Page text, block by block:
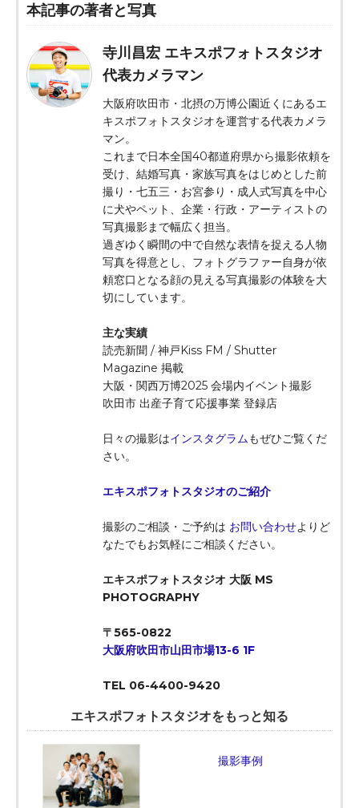
本記事の著者と写真
寺川昌宏 エキスポフォトスタジオ
代表カメラマン
大阪府吹田市・北摂の万博公園近くにあるエ
キスポフォトスタジオを運営する代表カメラ
マン。
これまで日本全国40都道府県から撮影依頼を
受け、結婚写真・家族写真をはじめとした前
撮り・七五三・お宮参り・成人式写真を中心
に犬やペット、企業・行政・アーティストの
写真撮影まで幅広く担当。
過ぎゆく瞬間の中で自然な表情を捉える人物
写真を得意とし、フォトグラファー自身が依
頼窓口となる顔の見える写真撮影の体験を大
切にしています。
主な実績
読売新聞 / 神戸Kiss FM / Shutter
Magazine 掲載
大阪・関西万博2025 会場内イベント撮影
吹田市 出産子育て応援事業 登録店
日々の撮影はインスタグラムもぜひご覧くだ
さい。
エキスポフォトスタジオのご紹介
撮影のご相談・ご予約は お問い合わせよりど
なたでもお気軽にご相談ください。
エキスポフォトスタジオ 大阪 MS
PHOTOGRAPHY
〒565-0822
大阪府吹田市山田市場13-6 1F
TEL 06-4400-9420
エキスポフォトスタジオをもっと知る
撮影事例